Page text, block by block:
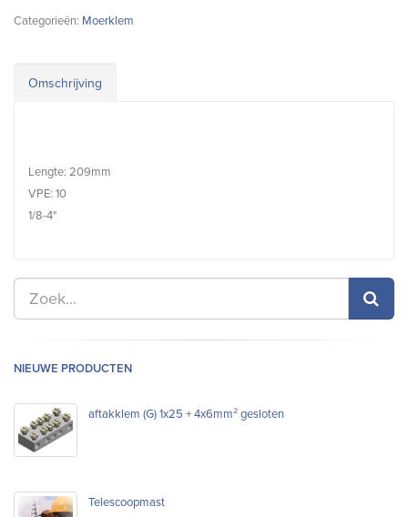
Categorieën: Moerklem
Omschrijving
Lengte: 209mm
VPE: 10
1/8-4"
NIEUWE PRODUCTEN
aftakklem (G) 1x25 + 4x6mm² gesloten
Telescoopmast